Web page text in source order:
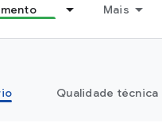
Mais
Qualidade técnica